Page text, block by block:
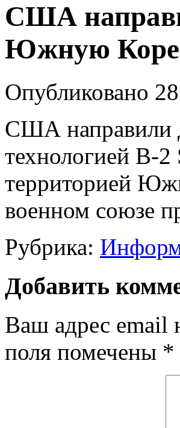
США
Южную
Опубликовано
США направили
технологией B-2
территорией
военном союзе
Рубрика:
Добавить
Ваш адрес email
поля помечены *